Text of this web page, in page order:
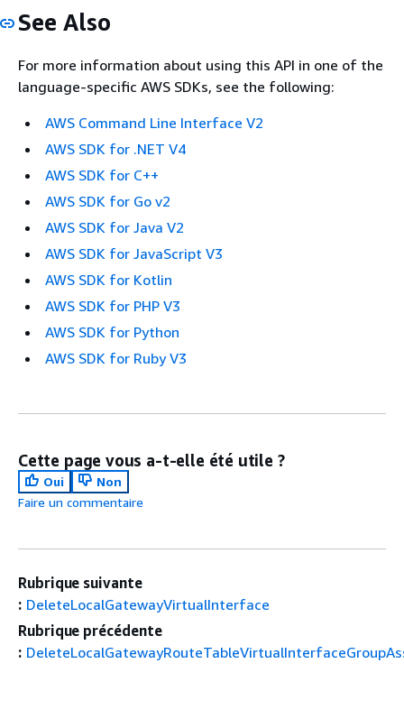
See Also
For more information about using this API in one of the
language-specific AWS SDKs, see the following:
AWS Command Line Interface V2
AWS SDK for .NET V4
AWS SDK for C++
AWS SDK for Go v2
AWS SDK for Java V2
AWS SDK for JavaScript V3
AWS SDK for Kotlin
AWS SDK for PHP V3
AWS SDK for Python
AWS SDK for Ruby V3
Cette page vous a-t-elle été utile ?
Oui
Non
Faire un commentaire
Rubrique suivante
: DeleteLocalGatewayVirtualInterface
Rubrique précédente
: